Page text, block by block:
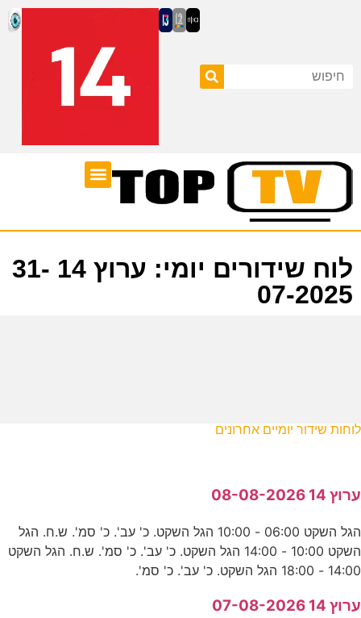
לוח שידורים יומי: ערוץ 14 31-
07-2025
לוחות שידור יומיים אחרונים
ערוץ 14 08-08-2026
הגל השקט 06:00 - 10:00 הגל השקט. כ' עב'. כ' סמ'. ש.ח. הגל
השקט 10:00 - 14:00 הגל השקט. כ' עב'. כ' סמ'. ש.ח. הגל השקט
14:00 - 18:00 הגל השקט. כ' עב'. כ' סמ'.
ערוץ 14 07-08-2026